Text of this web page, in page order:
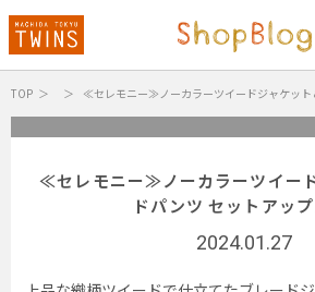
TOP ≪セレモニー≫ノーカラーツイードジャケット＆
≪セレモニー≫ノーカラーツイー
ドパンツ セットアッ
2024.01.27